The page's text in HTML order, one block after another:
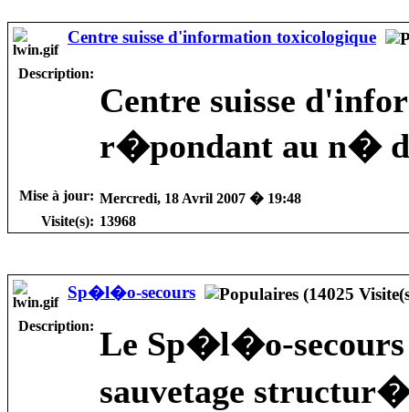
Centre suisse d'information toxicologique
Description:
Centre suisse
r�pondant au n�
Mise à jour: Mercredi, 18 Avril 2007 � 19:48
Visite(s): 13968
Sp�l�o-secours
Description: Le Sp�l�o-secours
sauvetage